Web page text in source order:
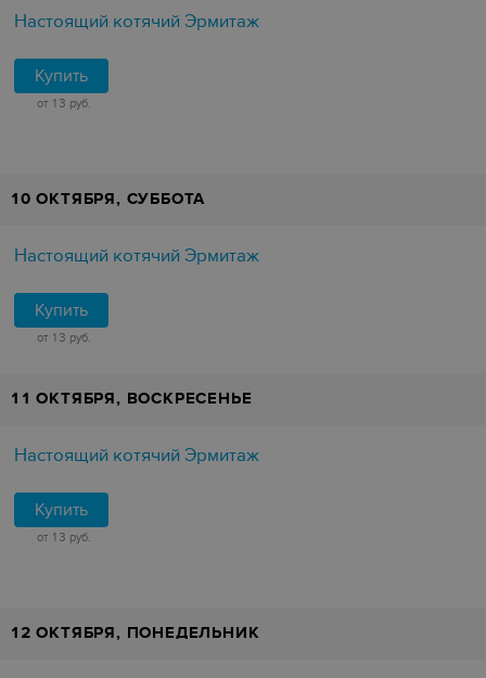
Настоящий котячий Эрмитаж
Купить
от 13 руб.
10 ОКТЯБРЯ, СУББОТА
Настоящий котячий Эрмитаж
Купить
от 13 руб.
11 ОКТЯБРЯ, ВОСКРЕСЕНЬЕ
Настоящий котячий Эрмитаж
Купить
от 13 руб.
12 ОКТЯБРЯ, ПОНЕДЕЛЬНИК